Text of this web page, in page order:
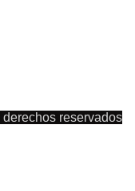
reservados